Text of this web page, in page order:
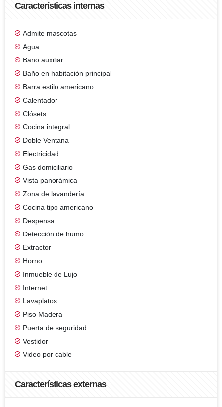
Características internas
Admite mascotas
Agua
Baño auxiliar
Baño en habitación principal
Barra estilo americano
Calentador
Clósets
Cocina integral
Doble Ventana
Electricidad
Gas domiciliario
Vista panorámica
Zona de lavandería
Cocina tipo americano
Despensa
Detección de humo
Extractor
Horno
Inmueble de Lujo
Internet
Lavaplatos
Piso Madera
Puerta de seguridad
Vestidor
Video por cable
Características externas